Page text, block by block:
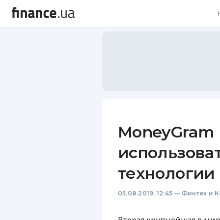
MoneyGram
технологии
05.08.2019, 12:45 — Финтех и